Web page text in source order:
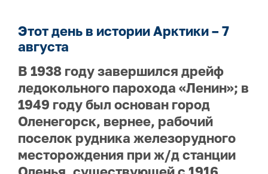
Этот день в истории Арктики – 7
августа
В 1938 году завершился дрейф
ледокольного парохода «Ленин»; в
1949 году был основан город
Оленегорск, вернее, рабочий
поселок рудника железорудного
месторождения при ж/д станции